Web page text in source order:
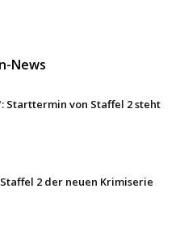
News
Starttermin von Staffel 2 steht
Staffel 2 der neuen Krimiserie